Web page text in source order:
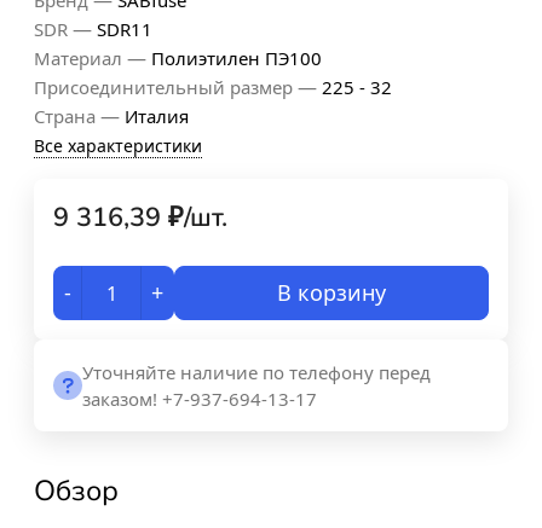
SDR — SDR11
Материал — Полиэтилен ПЭ100
Присоединительный размер — 225 - 32
Страна — Италия
Все характеристики
9 316,39 ₽/шт.
- + В корзину
Уточняйте наличие по телефону перед
заказом! +7-937-694-13-17
Обзор